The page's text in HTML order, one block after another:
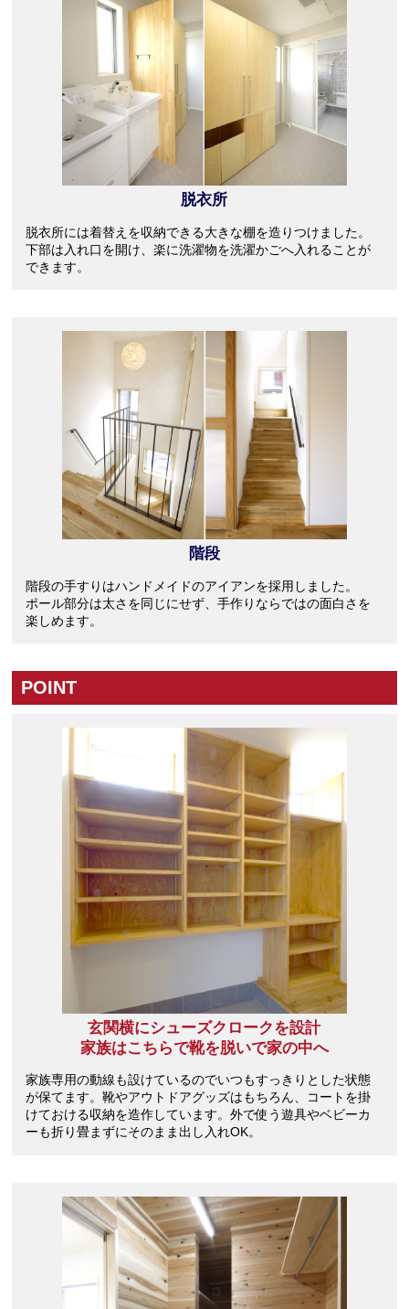
脱衣所
脱衣所には着替えを収納できる大きな棚を造りつけました。
下部は入れ口を開け、楽に洗濯物を洗濯かごへ入れることが
できます。
階段
階段の手すりはハンドメイドのアイアンを採用しました。
ポール部分は太さを同じにせず、手作りならではの面白さを
楽しめます。
POINT
玄関横にシューズクロークを設計
家族はこちらで靴を脱いで家の中へ
家族専用の動線も設けているのでいつもすっきりとした状態
が保てます。靴やアウトドアグッズはもちろん、コートを掛
けておける収納を造作しています。外で使う遊具やベビーカ
ーも折り畳まずにそのまま出し入れOK。